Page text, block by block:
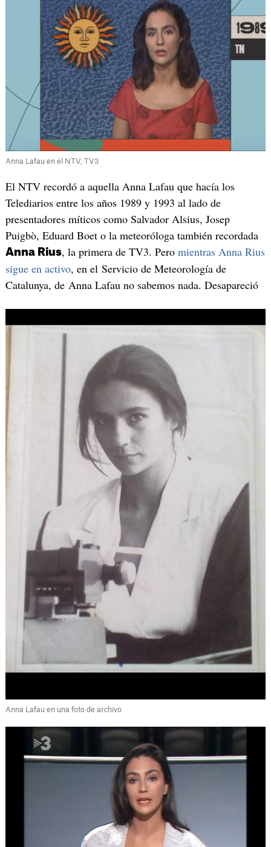
Anna Lafau en el NTV, TV3
El NTV recordó a aquella Anna Lafau que hacía los
Telediarios entre los años 1989 y 1993 al lado de
presentadores míticos como Salvador Alsius, Josep
Puigbò, Eduard Boet o la meteoróloga también recordada
Anna Rius, la primera de TV3. Pero mientras Anna Rius
sigue en activo, en el Servicio de Meteorología de
Catalunya, de Anna Lafau no sabemos nada. Desapareció
Anna Lafau en una foto de archivo